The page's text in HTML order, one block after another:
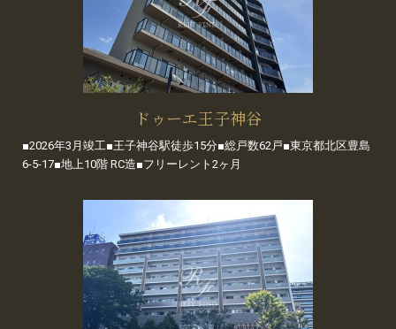
ドゥーエ王子神谷
■2026年3月竣工■王子神谷駅徒歩15分■総戸数62戸■東京都北区豊島
6-5-17■地上10階 RC造■フリーレント2ヶ月